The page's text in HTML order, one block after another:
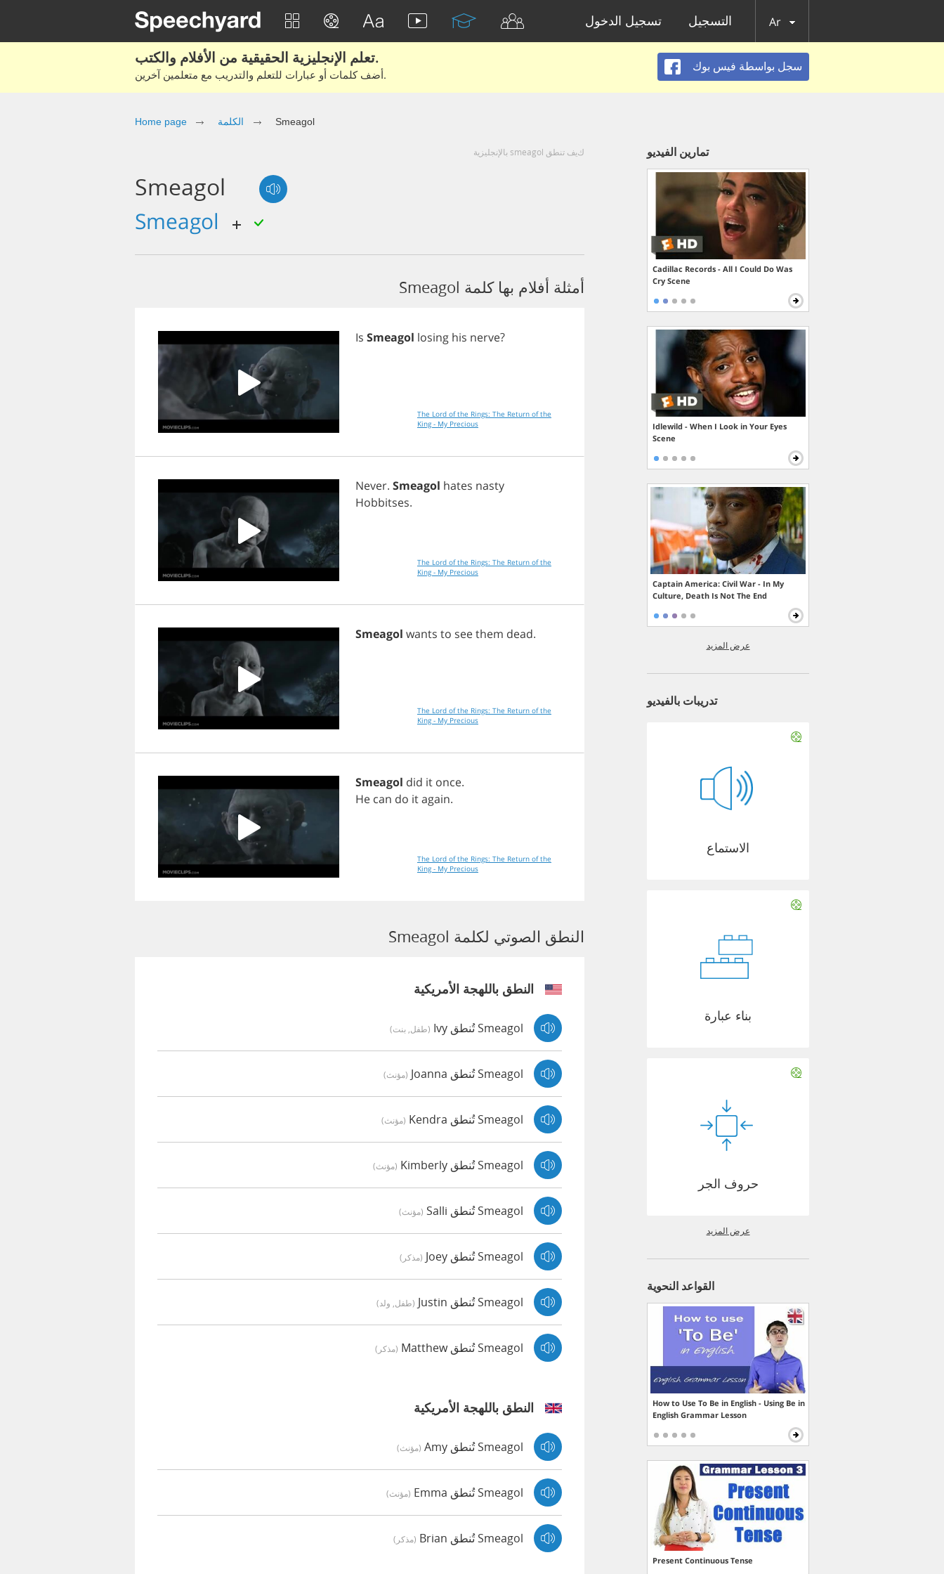
تسجيل الدخول التسجيل Ar
تعلم الإنجليزية الحقيقية من الأفلام والكتب.
أضف كلمات أو عبارات للتعلم والتدريب مع متعلمين آخرين.
سجل بواسطة فيس بوك
Home page الكلمة Smeagol
كيف تنطق smeagol بالإنجليزية
Smeagol
smeagol
أمثلة أفلام بها كلمة Smeagol
Is Smeagol losing his nerve?
The Lord of the Rings: The Return of the
King - My Precious
Never. Smeagol hates nasty
Hobbitses.
The Lord of the Rings: The Return of the
King - My Precious
Smeagol wants to seethem dead.
The Lord of the Rings: The Return of the
King - My Precious
Smeagol did it once.
He can do itagain.
The Lord of the Rings: The Return of the
King - My Precious
النطق الصوتي لكلمة Smeagol
النطق باللهجة الأمريكية
Smeagol تُنطق Ivy (طفل, بنت)
Smeagol تُنطق Joanna (مؤنث)
Smeagol تُنطق Kendra (مؤنث)
Smeagol تُنطق Kimberly (مؤنث)
Smeagol تُنطق Salli (مؤنث)
Smeagol تُنطق Joey (مذكر)
Smeagol تُنطق Justin (طفل, ولد)
Smeagol تُنطق Matthew (مذكر)
النطق باللهجة الأمريكية
Smeagol تُنطق Amy (مؤنث)
Smeagol تُنطق Emma (مؤنث)
Smeagol تُنطق Brian (مذكر)
تمارين الفيديو
Cadillac Records - All I Could Do Was
Cry Scene
Idlewild - When I Look in Your Eyes
Scene
Captain America: Civil War - In My
Culture, Death Is Not The End
عرض المزيد
تدريبات بالفيديو
الاستماع
بناء عبارة
حروف الجر
عرض المزيد
القواعد النحوية
How to Use To Be in English - Using Be in
English Grammar Lesson
Present Continuous Tense